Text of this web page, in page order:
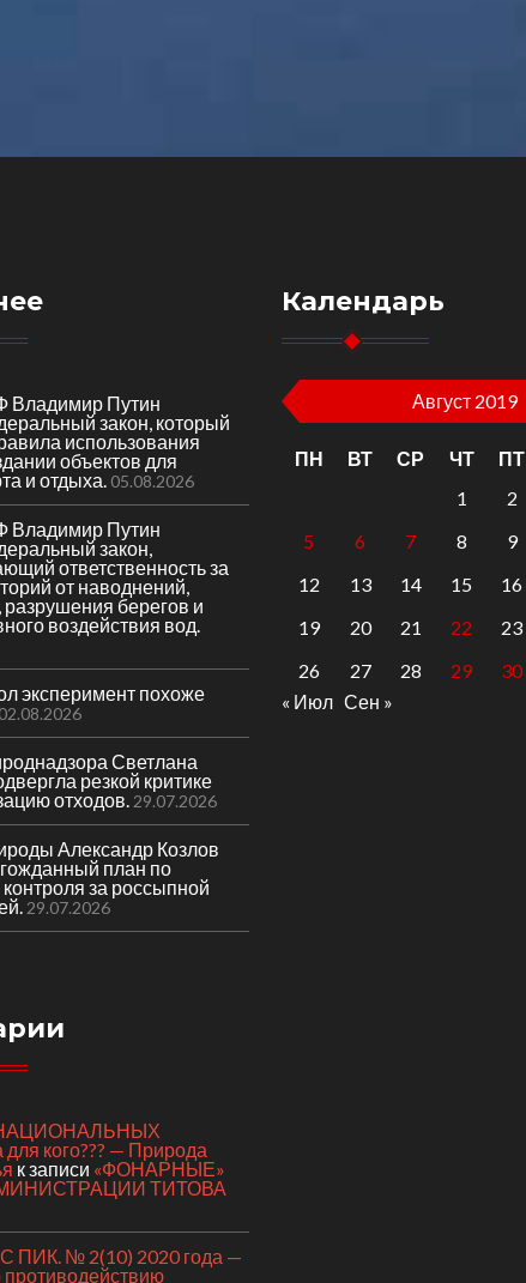
Владимир Путин
закон, который
использования
объектов для
и отдыха. 05.08.2026
Владимир Путин
закон,
ответственность за
от наводнений,
берегов и
воздействия вод.
эксперимент похоже
02.08.2026
Светлана
резкой критике
отходов. 29.07.2026
Александр Козлов
план по
за россыпной
29.07.2026
НАЦИОНАЛЬНЫХ
кого??? — Природа
к записи «ФОНАРНЫЕ»
ТИТОВА
№ 2(10) 2020 года —
Календарь
Август 2019
ПН ВТ СР ЧТ ПТ
1
2
5
6 7 8 9
12
13 14 15 16
19
20 21 22 23
26
27 28 29 30
« Июл Сен »